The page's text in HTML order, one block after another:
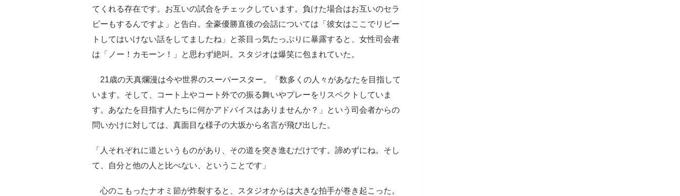
てくれる存在です。お互いの試合をチェックしています。負けた場合はお互いのセラ
ピーもするんですよ」と告白。全豪優勝直後の会話については「彼女はここでリピー
トしてはいけない話をしてましたね」と茶目っ気たっぷりに暴露すると、女性司会者
は「ノー！カモーン！」と思わず絶叫。スタジオは爆笑に包まれていた。
21歳の天真爛漫は今や世界のスーパースター。「数多くの人々があなたを目指して
います。そして、コート上やコート外での振る舞いやプレーをリスペクトしていま
す。あなたを目指す人たちに何かアドバイスはありませんか？」という司会者からの
問いかけに対しては、真面目な様子の大坂から名言が飛び出した。
「人それぞれに道というものがあり、その道を突き進むだけです。諦めずにね。そし
て、自分と他の人と比べない、ということです」
心のこもったナオミ節が炸裂すると、スタジオからは大きな拍手が巻き起こった。